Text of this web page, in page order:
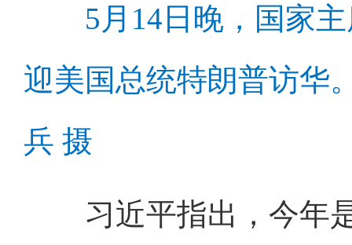
5月14日晚，国家
迎美国总统特朗普访华
兵 摄
习近平指出，今年是